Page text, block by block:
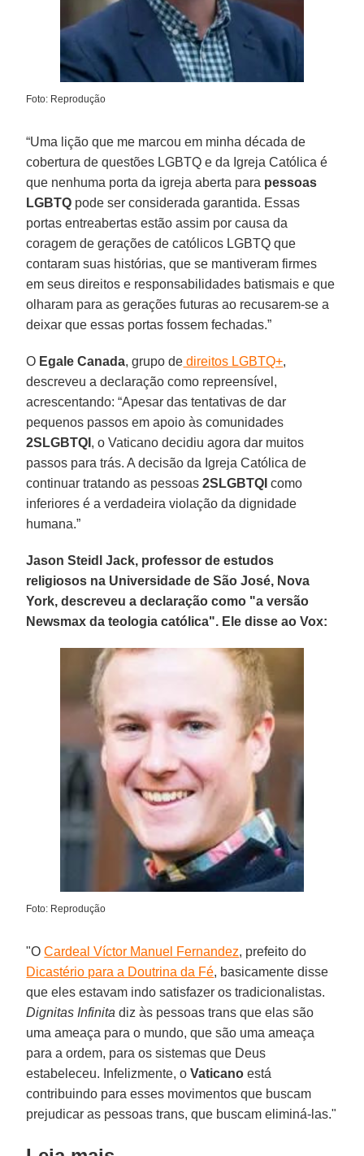
Foto: Reprodução
“Uma lição que me marcou em minha década de
cobertura de questões LGBTQ e da Igreja Católica é
que nenhuma porta da igreja aberta para pessoas
LGBTQ pode ser considerada garantida. Essas
portas entreabertas estão assim por causa da
coragem de gerações de católicos LGBTQ que
contaram suas histórias, que se mantiveram firmes
em seus direitos e responsabilidades batismais e que
olharam para as gerações futuras ao recusarem-se a
deixar que essas portas fossem fechadas.”
O Egale Canada, grupo de direitos LGBTQ+,
descreveu a declaração como repreensível,
acrescentando: “Apesar das tentativas de dar
pequenos passos em apoio às comunidades
2SLGBTQI , o Vaticano decidiu agora dar muitos
passos para trás. A decisão da Igreja Católica de
continuar tratando as pessoas2SLGBTQI como
inferiores é a verdadeira violação da dignidade
humana.”
Jason Steidl Jack, professor de estudos
religiosos na Universidade de São José, Nova
York, descreveu a declaração como "a versão
Newsmax da teologia católica". Ele disse ao Vox:
Foto: Reprodução
"OCardeal Víctor Manuel Fernandez, prefeito do
Dicastério para a Doutrina da Fé, basicamente disse
que eles estavam indo satisfazer os tradicionalistas.
Dignitas Infinita diz às pessoas trans que elas são
uma ameaça para o mundo, que são uma ameaça
para a ordem, para os sistemas que Deus
estabeleceu. Infelizmente, oVaticano está
contribuindo para esses movimentos que buscam
prejudicar as pessoas trans, que buscam eliminá-las."